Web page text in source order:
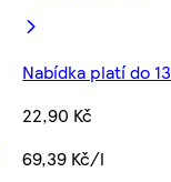
Nabídka platí do
22,90 Kč
69,39 Kč/l